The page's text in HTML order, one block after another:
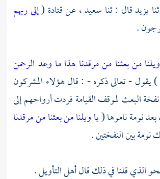
يزيدقال : ثنا سعيد ،عنقتادة (إلى ربهم
.
من بعثنا من مرقدنا هذا ما وعد الرحمن
) يقول - تعالى ذكره - : قال هؤلاء المشركون
البعث لموقف القيامة فردت أرواحهم إلى
نومة ناموها (يا ويلنا من بعثنا من مرقدنا
بين النفختين .
الذي قلنا في ذلك قال أهل التأويل .